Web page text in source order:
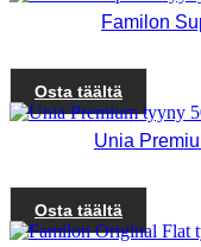
Familon
Osta täältä
Unia
Osta täältä